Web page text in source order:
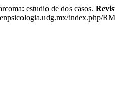
estudio de dos casos.
index.php/